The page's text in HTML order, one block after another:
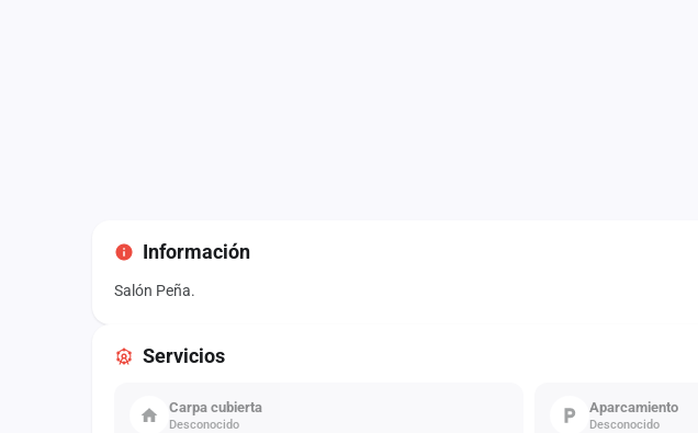
Información
Salón Peña.
Servicios
Carpa cubierta
Desconocido
Aparcamiento
Desconocido